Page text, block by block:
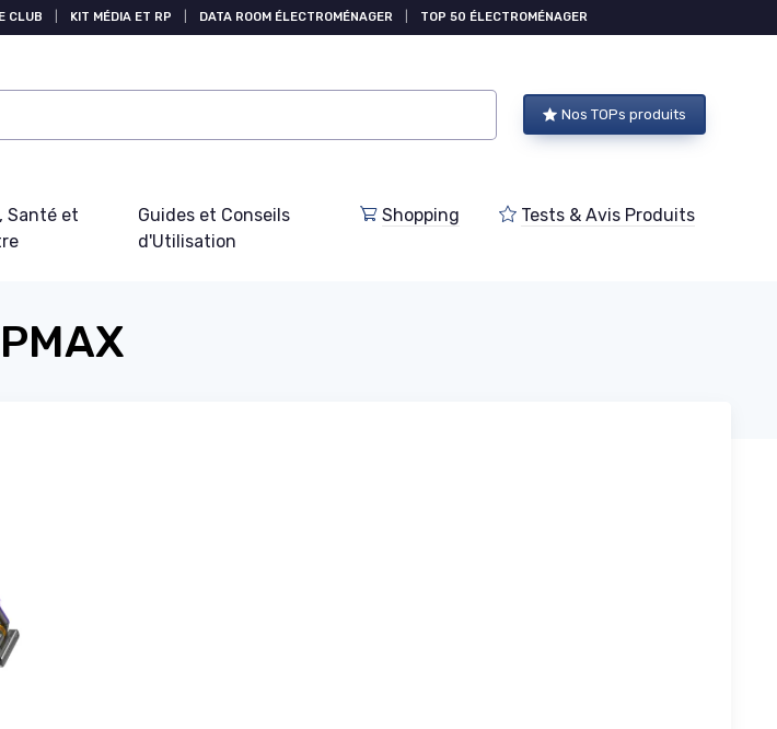
CLUB KIT MÉDIA ET RP DATA ROOM ÉLECTROMÉNAGER TOP 50 ÉLECTROMÉNAGER
Nos TOPs produits
Santé et
Guides et Conseils
d'Utilisation
Shopping Tests & Avis Produits